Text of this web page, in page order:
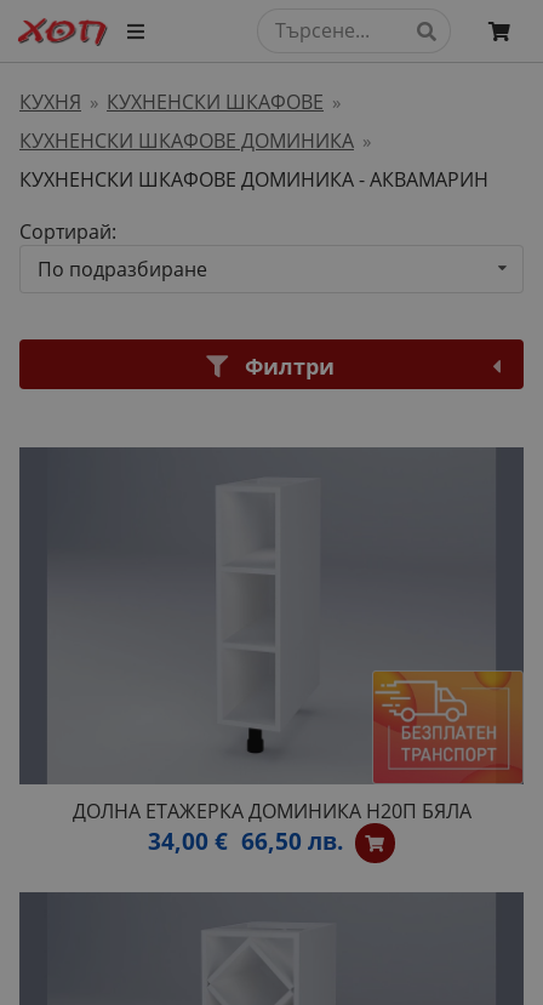
КУХНЯ » КУХНЕНСКИ ШКАФОВЕ »
КУХНЕНСКИ ШКАФОВЕ ДОМИНИКА »
КУХНЕНСКИ ШКАФОВЕ ДОМИНИКА - АКВАМАРИН
Сортирай:
По подразбиране
Филтри
ДОЛНА ЕТАЖЕРКА ДОМИНИКА Н20П БЯЛА
34,00 € 66,50 лв.